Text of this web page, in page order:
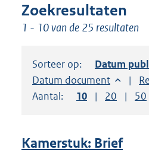
suggesties.
Druk
om
uw
Zoekresultaten
1 - 10 van de 25 resultaten
Sorteer op: Sorteer op:
Datum
Sorteer op:
Datum document
Aantal:
Toon
10 resultaten
Toon
20 50
Kamerstuk: Brief